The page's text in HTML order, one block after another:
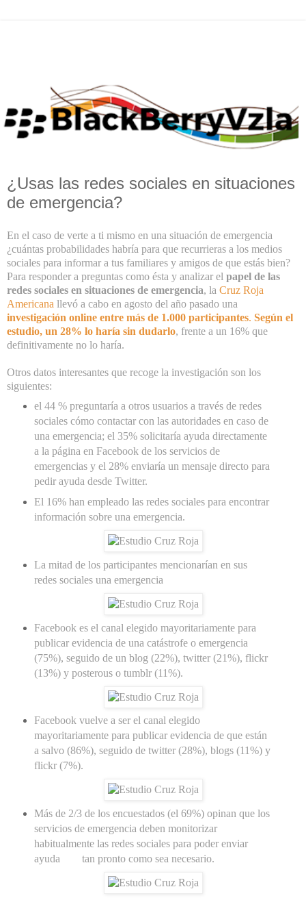
¿Usas las redes sociales en situaciones
de emergencia?
En el caso de verte a ti mismo en una situación de emergencia
¿cuántas probabilidades habría para que recurrieras a los medios
sociales para informar a tus familiares y amigos de que estás bien?
Para responder a preguntas como ésta y analizar el papel de las
redes sociales en situaciones de emergencia, la Cruz Roja
Americana llevó a cabo en agosto del año pasado una
investigación online entre más de 1.000 participantes. Según el
estudio, un 28% lo haría sin dudarlo, frente a un 16% que
definitivamente no lo haría.
Otros datos interesantes que recoge la investigación son los
siguientes:
el 44 % preguntaría a otros usuarios a través de redes
sociales cómo contactar con las autoridades en caso de
una emergencia; el 35% solicitaría ayuda directamente
a la página en Facebook de los servicios de
emergencias y el 28% enviaría un mensaje directo para
pedir ayuda desde Twitter.
El 16% han empleado las redes sociales para encontrar
información sobre una emergencia.
La mitad de los participantes mencionarían en sus
redes sociales una emergencia
Facebook es el canal elegido mayoritariamente para
publicar evidencia de una catástrofe o emergencia
(75%), seguido de un blog (22%), twitter (21%), flickr
(13%) y posterous o tumblr (11%).
Facebook vuelve a ser el canal elegido
mayoritariamente para publicar evidencia de que están
a salvo (86%), seguido de twitter (28%), blogs (11%) y
flickr (7%).
Más de 2/3 de los encuestados (el 69%) opinan que los
servicios de emergencia deben monitorizar
habitualmente las redes sociales para poder enviar
ayuda tan pronto como sea necesario.